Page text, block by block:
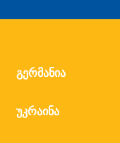
გერმანია
უკრაინა